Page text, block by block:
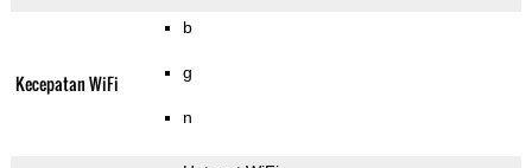
Kecepatan WiFi
b
g
n